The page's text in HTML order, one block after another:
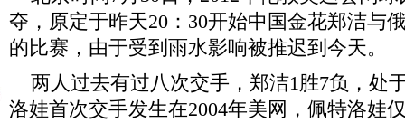
夺，原定于昨天20：30开始中国金花郑洁与
的比赛，由于受到雨水影响被推迟到今天。
两人过去有过八次交手，郑洁1胜7负，处
洛娃首次交手发生在2004年美网，佩特洛娃